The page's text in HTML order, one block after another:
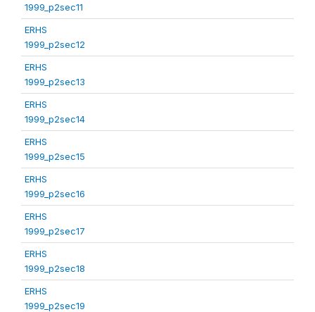
1999_p2sec11
ERHS
1999_p2sec12
ERHS
1999_p2sec13
ERHS
1999_p2sec14
ERHS
1999_p2sec15
ERHS
1999_p2sec16
ERHS
1999_p2sec17
ERHS
1999_p2sec18
ERHS
1999_p2sec19